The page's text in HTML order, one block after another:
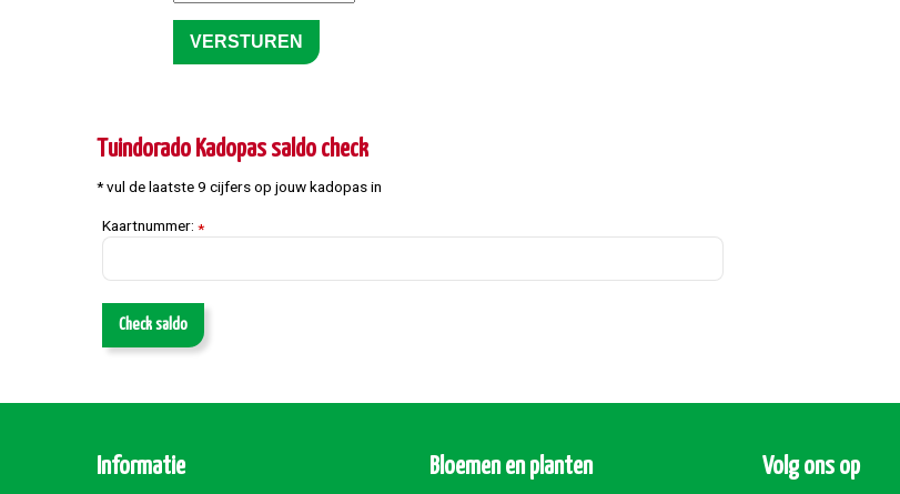
Tuindorado Kadopas saldo check
* vul de laatste 9 cijfers op jouw kadopas in
Kaartnummer: *
Check saldo
Informatie Bloemen en planten Volg ons op